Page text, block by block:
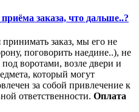
заказа, что дальше..?
заказ, мы его не
поговорить наедине..), не
под воротами, возле двери и
который могут
за собой привлечение к
ответственности. Оплата